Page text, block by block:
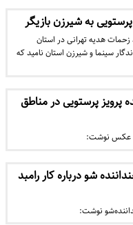
به شیرزن بازیگر
زحمات هدیه تهرانی در استان
سینما و شیرزن استان نامید که
پرستویی در مناطق
عکس نوشت:
شو درباره کار رامبد
نوشت: